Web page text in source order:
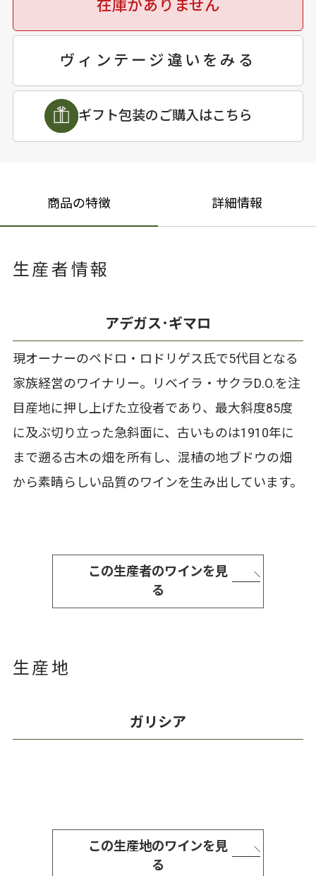
在庫がありません
ヴィンテージ違いをみる
ギフト包装のご購入はこちら
商品の特徴 詳細情報
生産者情報
アデガス･ギマロ
現オーナーのペドロ・ロドリゲス氏で5代目となる
家族経営のワイナリー。リベイラ・サクラD.O.を注
目産地に押し上げた立役者であり、最大斜度85度
に及ぶ切り立った急斜面に、古いものは1910年に
まで遡る古木の畑を所有し、混植の地ブドウの畑
から素晴らしい品質のワインを生み出しています。
この生産者のワインを見
る
生産地
ガリシア
この生産地のワインを見
る